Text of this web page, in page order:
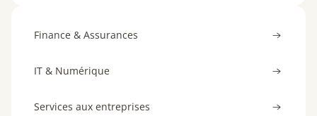
Finance & Assurances
IT & Numérique
Services aux entreprises